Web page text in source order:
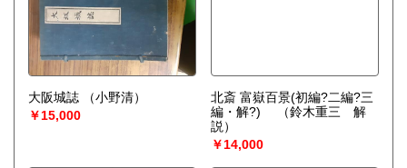
大阪城誌
（小野清）
￥15,000
北斎 富嶽百景(初編?二編?三
編・解?)
（鈴木重三 解
説）
￥14,000